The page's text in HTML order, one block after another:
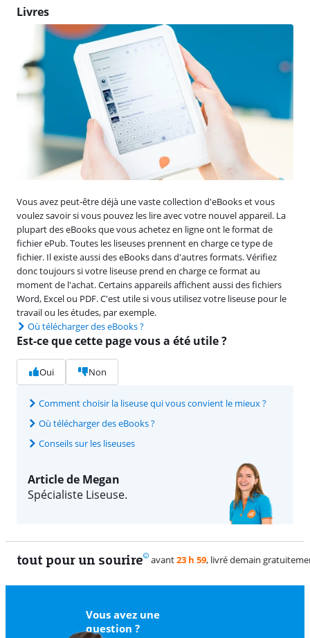
Livres
Vous avez peut-être déjà une vaste collection d'eBooks et vous
voulez savoir si vous pouvez les lire avec votre nouvel appareil. La
plupart des eBooks que vous achetez en ligne ont le format de
fichier ePub. Toutes les liseuses prennent en charge ce type de
fichier. Il existe aussi des eBooks dans d'autres formats. Vérifiez
donc toujours si votre liseuse prend en charge ce format au
moment de l'achat. Certains appareils affichent aussi des fichiers
Word, Excel ou PDF. C'est utile si vous utilisez votre liseuse pour le
travail ou les études, par exemple.
Où télécharger des eBooks ?
Est-ce que cette page vous a été utile ?
Oui Non
Comment choisir la liseuse qui vous convient le mieux ?
Où télécharger des eBooks ?
Conseils sur les liseuses
Article de Megan
Spécialiste Liseuse.
tout pour un sourire 11 vrais
Vous avez une
question ?